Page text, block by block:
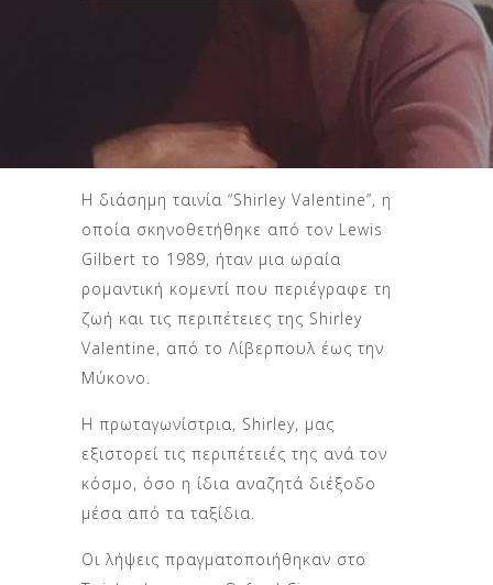
Η διάσημη ταινία “Shirley Valentine”, η
οποία σκηνοθετήθηκε από τον Lewis
Gilbert το 1989, ήταν μια ωραία
ρομαντική κομεντί που περιέγραφε τη
ζωή και τις περιπέτειες της Shirley
Valentine, από το Λίβερπουλ έως την
Μύκονο.
Η πρωταγωνίστρια, Shirley, μας
εξιστορεί τις περιπέτειές της ανά τον
κόσμο, όσο η ίδια αναζητά διέξοδο
μέσα από τα ταξίδια.
Οι λήψεις πραγματοποιήθηκαν στο